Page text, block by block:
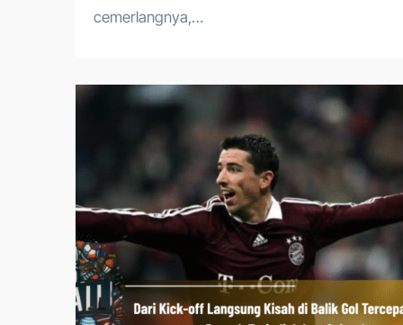
cemerlangnya,…